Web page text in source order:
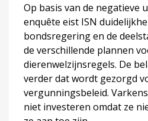
Op basis van de negatieve
enquête eist ISN
bondsregering en de
de verschillende plannen
dierenwelzijnsregels. De
verder dat wordt gezorgd
vergunningsbeleid.
niet investeren omdat ze